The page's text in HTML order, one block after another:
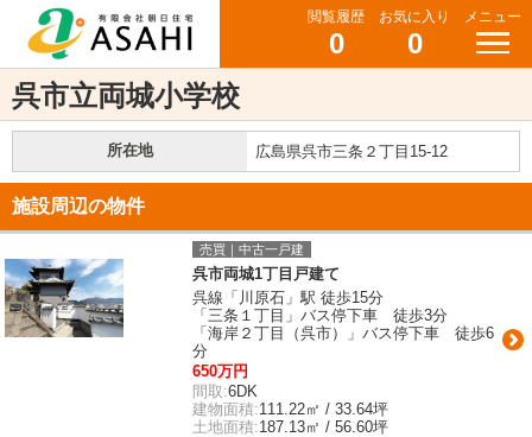
閲覧履歴
0
お気に入り
0
メニュー
呉市立両城小学校
所在地 広島県呉市三条２丁目15-12
施設周辺の物件
売買｜中古一戸建
呉市両城1丁目戸建て
呉線「川原石」駅 徒歩15分
「三条１丁目」バス停下車 徒歩3分
「海岸２丁目（呉市）」バス停下車 徒歩6
分
650万円
間取:6DK
建物面積:111.22㎡ / 33.64坪
土地面積:187.13㎡ / 56.60坪